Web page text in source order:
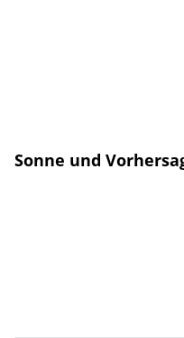
Sonne und